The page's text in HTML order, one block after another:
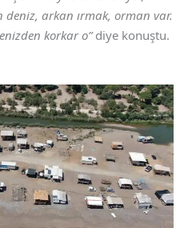
arkan ırmak, orman var.
korkar o”diye konuştu.